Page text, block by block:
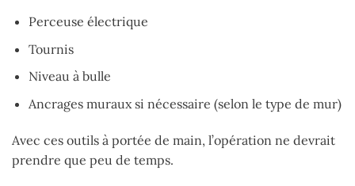
Perceuse électrique
Tournis
Niveau à bulle
Ancrages muraux si nécessaire (selon le type de mur)
Avec ces outils à portée de main, l’opération ne devrait
prendre que peu de temps.